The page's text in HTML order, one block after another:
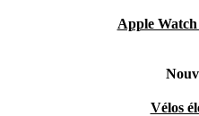
Apple
Vélos